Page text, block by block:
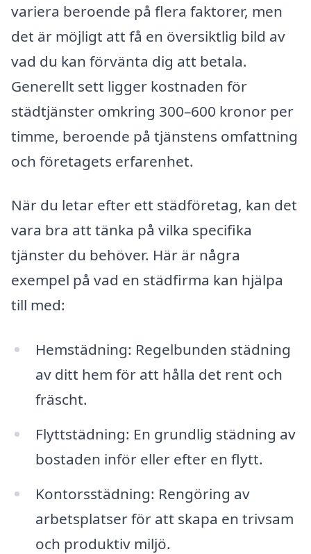
variera beroende på flera faktorer, men
det är möjligt att få en översiktlig bild av
vad du kan förvänta dig att betala.
Generellt sett ligger kostnaden för
städtjänster omkring 300–600 kronor per
timme, beroende på tjänstens omfattning
och företagets erfarenhet.
När du letar efter ett städföretag, kan det
vara bra att tänka på vilka specifika
tjänster du behöver. Här är några
exempel på vad en städfirma kan hjälpa
till med:
Hemstädning: Regelbunden städning
av ditt hem för att hålla det rent och
fräscht.
Flyttstädning: En grundlig städning av
bostaden inför eller efter en flytt.
Kontorsstädning: Rengöring av
arbetsplatser för att skapa en trivsam
och produktiv miljö.